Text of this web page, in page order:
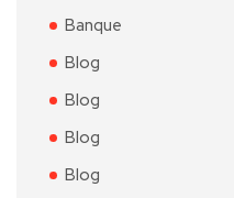
Banque
Blog
Blog
Blog
Blog